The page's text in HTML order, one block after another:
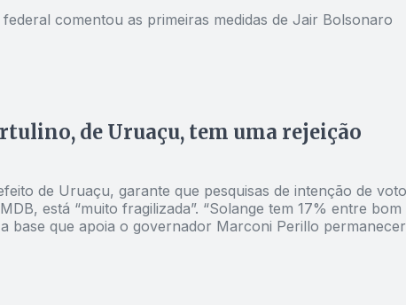
comentou as primeiras medidas de Jair Bolsonaro
de Uruaçu, tem uma rejeição
de Uruaçu, garante que pesquisas de intenção de voto
“Solange tem 17% entre bom e
base que apoia o governador Marconi Perillo permanecer